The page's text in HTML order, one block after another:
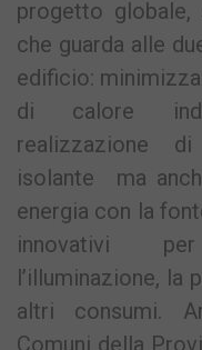
progetto globale,
che guarda alle
edificio:
di calore
realizzazione
isolante ma
energia con la
innovativi
l’illuminazione, la
altri consumi.